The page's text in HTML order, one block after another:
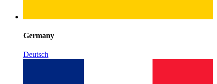
Germany
Deutsch